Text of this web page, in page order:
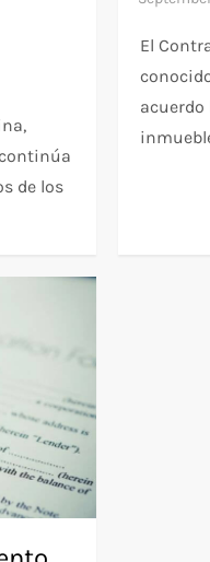
de los
El
acuerdo